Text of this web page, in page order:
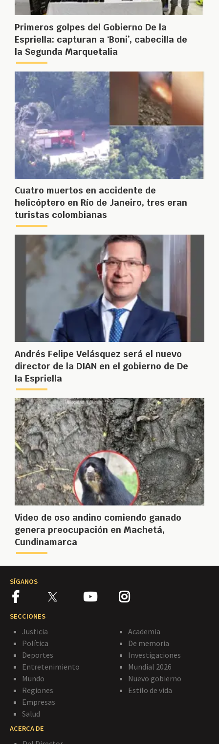
Primeros golpes del Gobierno De la
Espriella: capturan a ‘Boni’, cabecilla de
la Segunda Marquetalia
Cuatro muertos en accidente de
helicóptero en Río de Janeiro, tres eran
turistas colombianas
Andrés Felipe Velásquez será el nuevo
director de la DIAN en el gobierno de De
la Espriella
Video de oso andino comiendo ganado
genera preocupación en Machetá,
Cundinamarca
SÍGANOS
SECCIONES
Justicia
Política
Deportes
Entretenimiento
Mundo
Regiones
Empresas
Salud
Academia
De memoria
Investigaciones
Mundial 2026
Nuevo gobierno
Estilo de vida
ACERCA DE